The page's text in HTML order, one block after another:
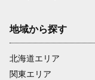
地域から探す
北海道エリア
関東エリア